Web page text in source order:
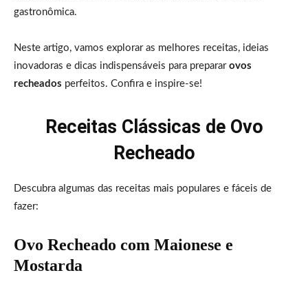
gastronômica.
Neste artigo, vamos explorar as melhores receitas, ideias
inovadoras e dicas indispensáveis para preparar ovos
recheados perfeitos. Confira e inspire-se!
Receitas Clássicas de Ovo
Recheado
Descubra algumas das receitas mais populares e fáceis de
fazer:
Ovo Recheado com Maionese e
Mostarda